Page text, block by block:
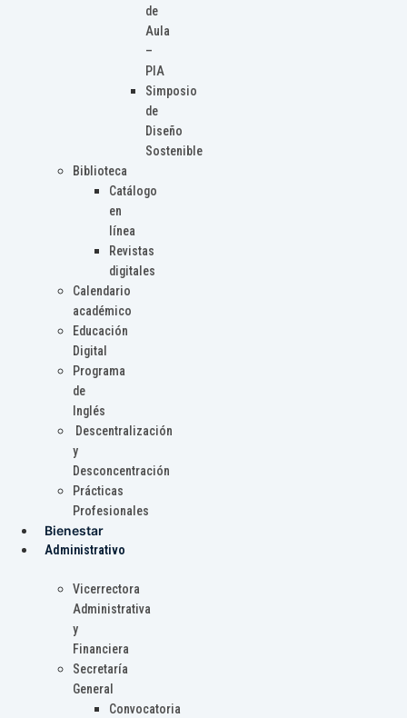
de
Aula
–
PIA
Simposio
de
Diseño
Sostenible
Biblioteca
Catálogo
en
línea
Revistas
digitales
Calendario
académico
Educación
Digital
Programa
de
Inglés
Descentralización
y
Desconcentración
Prácticas
Profesionales
Bienestar
Administrativo
Vicerrectora
Administrativa
y
Financiera
Secretaría
General
Convocatoria